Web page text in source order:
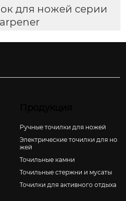
для ножей серии
Ручные точилки для ножей
Электрические точилки для но
жей
Точильные камни
Точильные стержни и мусаты
Точилки для активного отдыха